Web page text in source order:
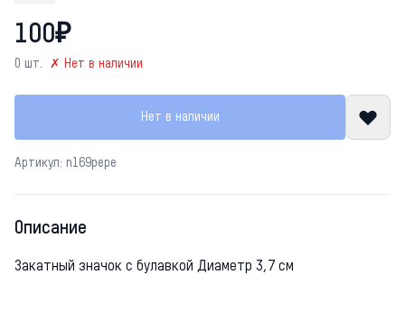
100₽
0 шт. ✗ Нет в наличии
Нет в наличии
Артикул: n169pepe
Описание
Закатный значок с булавкой Диаметр 3,7 см